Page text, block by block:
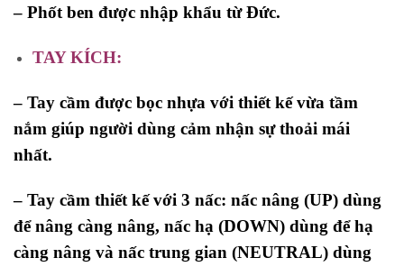
– Phốt ben được nhập khẩu từ Đức.
TAYKÍCH:
– Tay cầm được bọc nhựa với thiết kế vừa tầm
nắm giúp người dùng cảm nhận sự thoải mái
nhất.
– Tay cầm thiết kế với 3 nấc: nấc nâng (UP) dùng
để nâng càng nâng, nấc hạ (DOWN) dùng để hạ
càng nâng và nấc trung gian (NEUTRAL) dùng